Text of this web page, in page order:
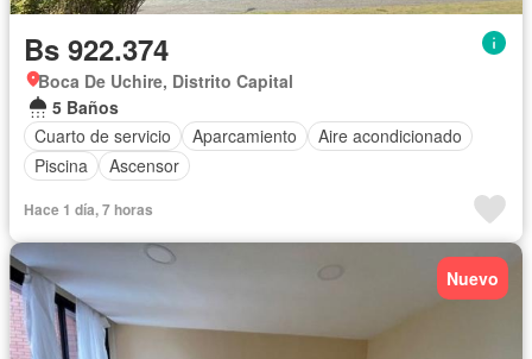
Bs 922.374
Boca De Uchire, Distrito Capital
5 Baños
Cuarto de servicio
Aparcamiento
Aire acondicionado
Piscina
Ascensor
Hace 1 día, 7 horas
Nuevo